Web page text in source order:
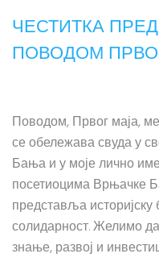
ЧЕСТИТКА
ПОВОДОМ
Поводом, Првог маја,
се обележава свуда у
Бања и у моје лично
посетиоцима Врњачке
представља
солидарност. Желимо
знање, развој и